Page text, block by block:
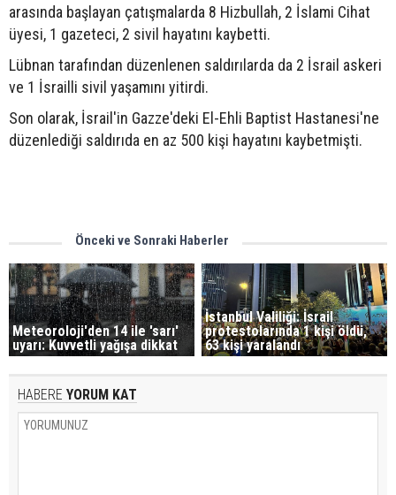
arasında başlayan çatışmalarda 8 Hizbullah, 2 İslami Cihat
üyesi, 1 gazeteci, 2 sivil hayatını kaybetti.
Lübnan tarafından düzenlenen saldırılarda da 2 İsrail askeri
ve 1 İsrailli sivil yaşamını yitirdi.
Son olarak, İsrail'in Gazze'deki El-Ehli Baptist Hastanesi'ne
düzenlediği saldırıda en az 500 kişi hayatını kaybetmişti.
Önceki ve Sonraki Haberler
Meteoroloji'den 14 ile 'sarı'
uyarı: Kuvvetli yağışa dikkat
İstanbul Valiliği: İsrail
protestolarında 1 kişi öldü,
63 kişi yaralandı
HABERE YORUM KAT